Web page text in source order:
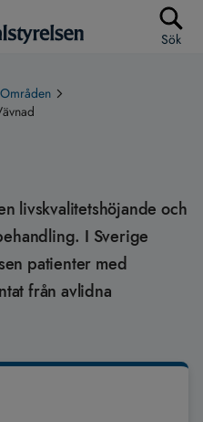
Sök
Områden
livskvalitetshöjande och
I Sverige
patienter med
från avlidna